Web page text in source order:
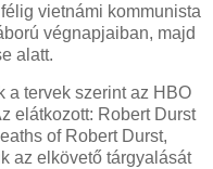
vietnámi kommunista
végnapjaiban, majd
alatt.
a tervek szerint az HBO
elátkozott: Robert Durst
of Robert Durst,
az elkövető tárgyalását